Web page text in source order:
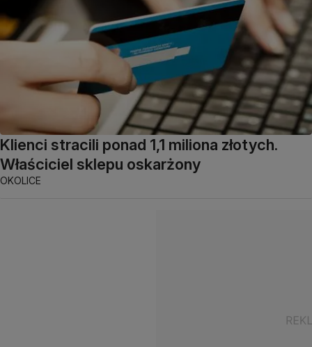
Klienci stracili ponad 1,1 miliona złotych.
Właściciel sklepu oskarżony
OKOLICE